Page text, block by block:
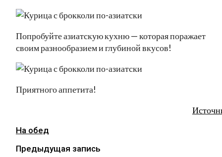
Попробуйте азиатскую кухню — которая поражает
своим разнообразием и глубиной вкусов!
Приятного аппетита!
На обед
Предыдущая запись